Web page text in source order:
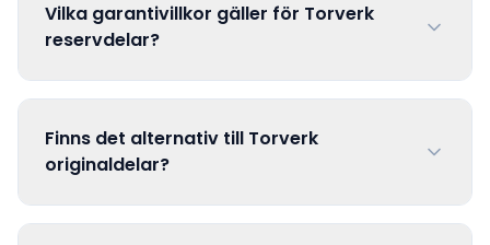
Vilka garantivillkor gäller för Torverk
reservdelar?
Finns det alternativ till Torverk
originaldelar?